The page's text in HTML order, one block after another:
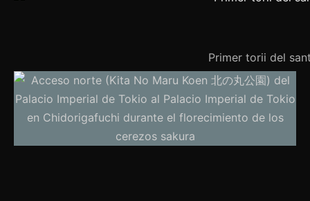
Primer torii del